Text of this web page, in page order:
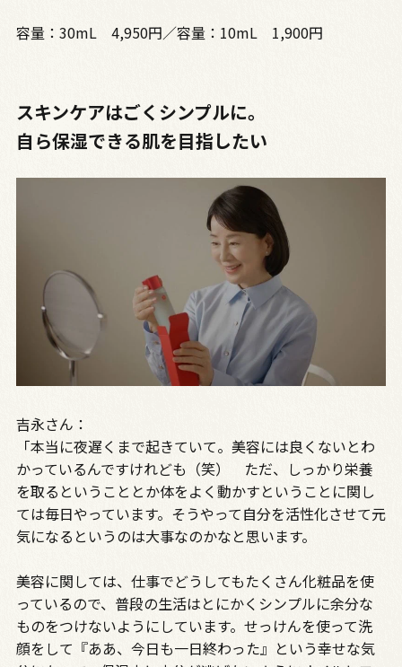
容量：30mL 4,950円／容量：10mL 1,900円
スキンケアはごくシンプルに。
自ら保湿できる肌を目指したい
吉永さん：
「本当に夜遅くまで起きていて。美容には良くないとわ
かっているんですけれども（笑） ただ、しっかり栄養
を取るということとか体をよく動かすということに関し
ては毎日やっています。そうやって自分を活性化させて元
気になるというのは大事なのかなと思います。
美容に関しては、仕事でどうしてもたくさん化粧品を使
っているので、普段の生活はとにかくシンプルに余分な
ものをつけないようにしています。せっけんを使って洗
顔をして『ああ、今日も一日終わった』という幸せな気